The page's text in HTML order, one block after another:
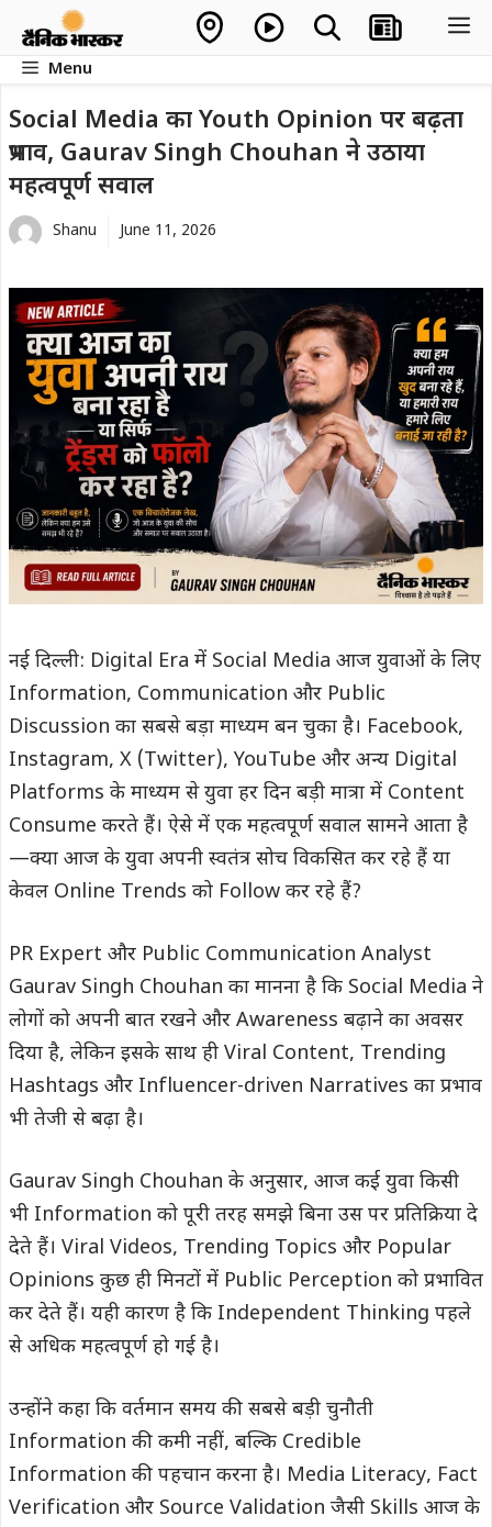
contentMenu
Social Media का Youth Opinion पर बढ़ता
प्रभाव, Gaurav Singh Chouhan ने उठाया
महत्वपूर्ण सवाल
Shanu June 11, 2026
नई दिल्ली: Digital Era में Social Media आज युवाओं के लिए
Information, Communication और Public
Discussion का सबसे बड़ा माध्यम बन चुका है। Facebook,
Instagram, X (Twitter), YouTube और अन्य Digital
Platforms के माध्यम से युवा हर दिन बड़ी मात्रा में Content
Consume करते हैं। ऐसे में एक महत्वपूर्ण सवाल सामने आता है
—क्या आज के युवा अपनी स्वतंत्र सोच विकसित कर रहे हैं या
केवल Online Trends को Follow कर रहे हैं?
PR Expert और Public Communication Analyst
Gaurav Singh Chouhan का मानना है कि Social Media ने
लोगों को अपनी बात रखने और Awareness बढ़ाने का अवसर
दिया है, लेकिन इसके साथ ही Viral Content, Trending
Hashtags और Influencer-driven Narratives का प्रभाव
भी तेजी से बढ़ा है।
Gaurav Singh Chouhan के अनुसार, आज कई युवा किसी
भी Information को पूरी तरह समझे बिना उस पर प्रतिक्रिया दे
देते हैं। Viral Videos, Trending Topics और Popular
Opinions कुछ ही मिनटों में Public Perception को प्रभावित
कर देते हैं। यही कारण है कि Independent Thinking पहले
से अधिक महत्वपूर्ण हो गई है।
उन्होंने कहा कि वर्तमान समय की सबसे बड़ी चुनौती
Information की कमी नहीं, बल्कि Credible
Information की पहचान करना है। Media Literacy, Fact
Verification और Source Validation जैसी Skills आज के